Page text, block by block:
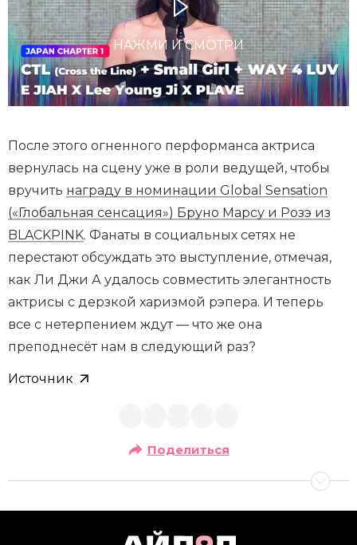
НАЖМИ И СМОТРИ
После этого огненного перформанса актриса
вернулась на сцену уже в роли ведущей, чтобы
вручить награду в номинации Global Sensation
(«Глобальная сенсация») Бруно Марсу и Розэ из
BLACKPINK. Фанаты в социальных сетях не
перестают обсуждать это выступление, отмечая,
как Ли Джи А удалось совместить элегантность
актрисы с дерзкой харизмой рэпера. И теперь
все с нетерпением ждут — что же она
преподнесёт нам в следующий раз?
Источник
Поделиться